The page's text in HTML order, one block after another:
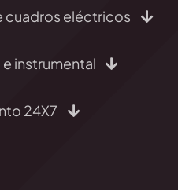
cuadros eléctricos
instrumental
24X7